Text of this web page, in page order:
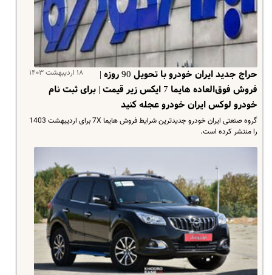
۱۸ اردیبهشت ۱۴۰۳
حراج جدید ایران خودرو با تحویل 90 روزه |
فروش فوق‌العاده هایما 7 ایکس زیر قیمت | برای ثبت نام
خودرو لوکس ایران خودرو عجله کنید
گروه صنعتی ایران خودرو جدیدترین شرایط فروش هایما 7X برای اردیبهشت 1403
را منتشر کرده است.